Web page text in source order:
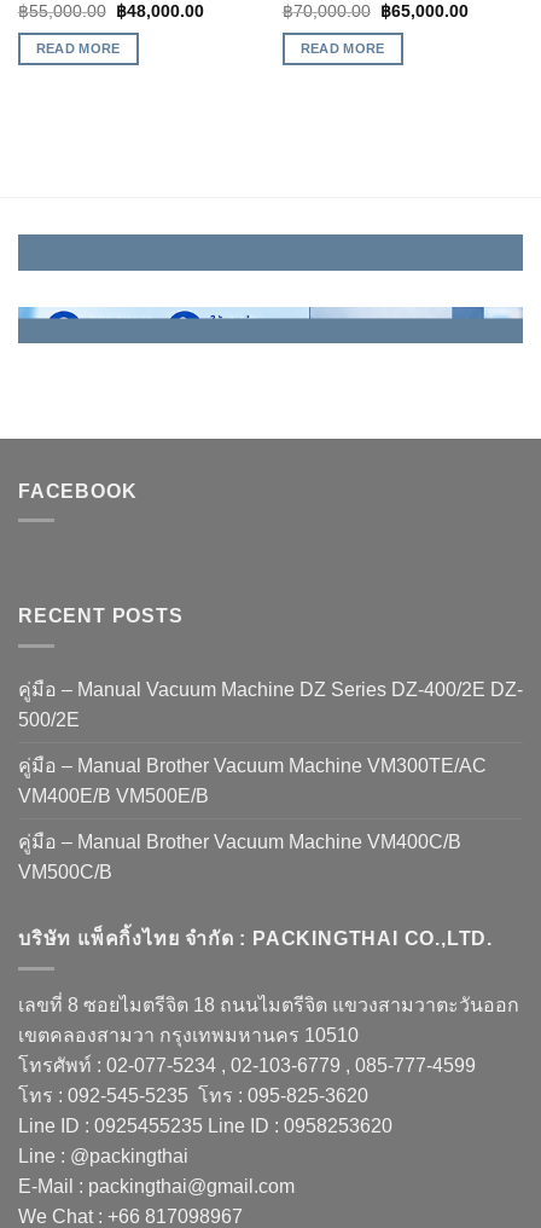
฿55,000.00 ฿48,000.00
READ MORE
฿70,000.00 ฿65,000.00
READ MORE
FACEBOOK
RECENT POSTS
คู่มือ – Manual Vacuum Machine DZ Series DZ-400/2E DZ-
500/2E
คู่มือ – Manual Brother Vacuum Machine VM300TE/AC
VM400E/B VM500E/B
คู่มือ – Manual Brother Vacuum Machine VM400C/B
VM500C/B
บริษัท แพ็คกิ้งไทย จำกัด : PACKINGTHAI CO.,LTD.
เลขที่ 8 ซอยไมตรีจิต 18 ถนนไมตรีจิต แขวงสามวาตะวันออก
เขตคลองสามวา กรุงเทพมหานคร 10510
โทรศัพท์ : 02-077-5234 , 02-103-6779 , 085-777-4599
โทร : 092-545-5235 โทร : 095-825-3620
Line ID : 0925455235 Line ID : 0958253620
Line : @packingthai
E-Mail : packingthai@gmail.com
We Chat : +66 817098967